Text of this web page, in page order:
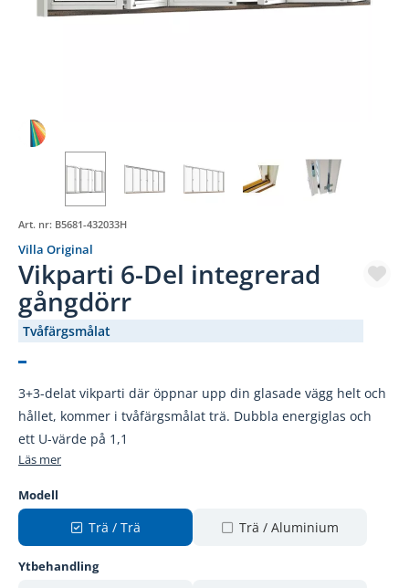
Art. nr: B5681-432033H
Villa Original
Vikparti 6-Del integrerad
gångdörr
Tvåfärgsmålat
3+3-delat vikparti där öppnar upp din glasade vägg helt och
hållet, kommer i tvåfärgsmålat trä. Dubbla energiglas och
ett U-värde på 1,1
Läs mer
Modell
Trä / Trä Trä / Aluminium
Ytbehandling